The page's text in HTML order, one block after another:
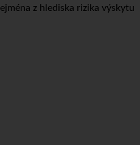
vodního kamene a
z hlediska rizika výskytu